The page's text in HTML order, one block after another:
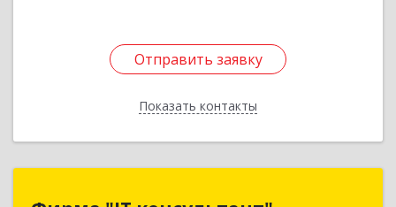
Отправить заявку
Показать контакты
Отправить заявку
Назад